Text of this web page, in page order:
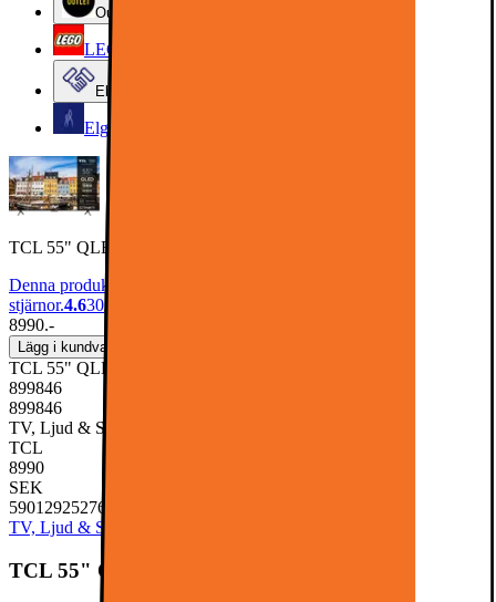
Outlet
LEGO
Elgiganten Företag
Elgiganten Kundklubb
TCL 55" QLED810K 4K QLED TV (2025)
Denna produkt har blivit bedömd som 4.6 av 5 möjliga
stjärnor.4.630
8990.-
Lägg i kundvagn
TCL 55" QLED810K 4K QLED TV (2025)
899846
899846
TV, Ljud & Smart Hem, TV & Tillbehör, TV
TCL
8990
SEK
5901292527655
TV, Ljud & Smart Hem
TCL 55" QLED810K 4K QLED TV (2025)